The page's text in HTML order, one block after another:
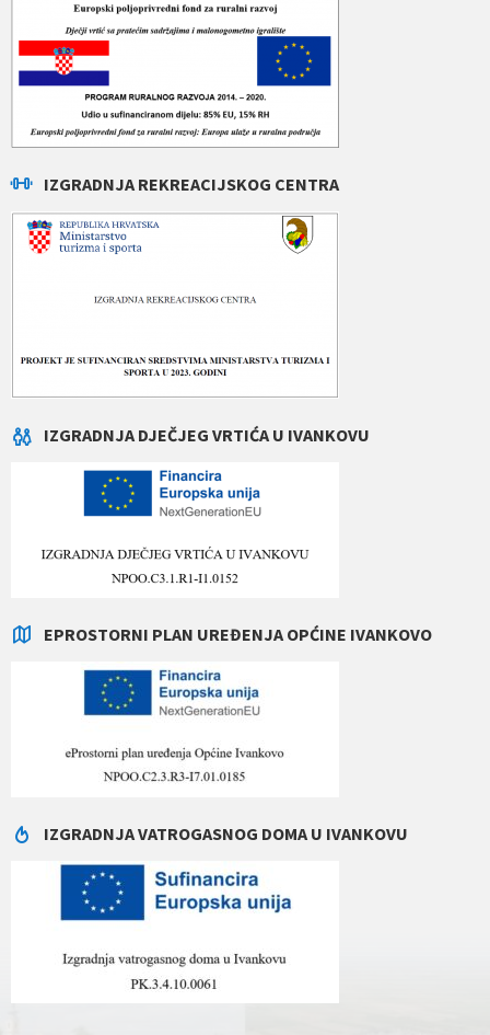
IZGRADNJA REKREACIJSKOG CENTRA
IZGRADNJA DJEČJEG VRTIĆA U IVANKOVU
EPROSTORNI PLAN UREĐENJA OPĆINE IVANKOVO
IZGRADNJA VATROGASNOG DOMA U IVANKOVU